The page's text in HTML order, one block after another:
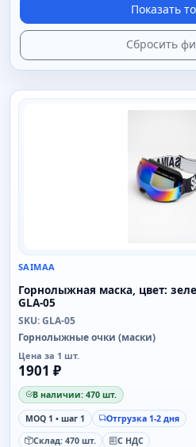
Показать
Сбросить
SAIMAA
SAIMAA
Горнолыжная маска, цвет:
GLA-05
SKU: GLA-05
Горнолыжные очки (маски)
Цена за 1 шт.
1901 ₽
В наличии: 470 шт.
MOQ 1 • шаг 1
Отгрузка 1-2 дня
Склад: 470 шт.
С НДС